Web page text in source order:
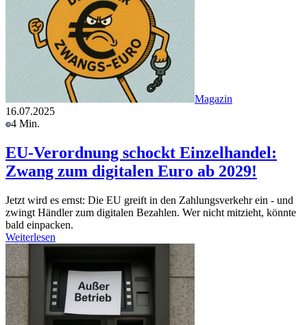
Magazin
16.07.2025
4 Min.
EU-Verordnung schockt Einzelhandel:
Zwang zum digitalen Euro ab 2029!
Jetzt wird es ernst: Die EU greift in den Zahlungsverkehr ein - und
zwingt Händler zum digitalen Bezahlen. Wer nicht mitzieht, könnte
bald einpacken.
Weiterlesen